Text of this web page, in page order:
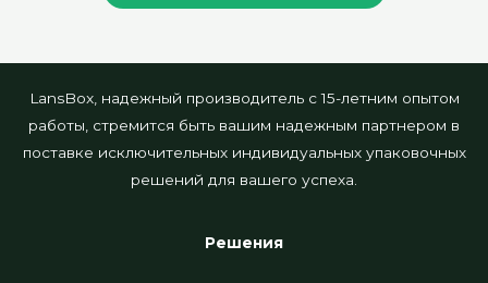
LansBox, надежный производитель с 15-летним опытом
работы, стремится быть вашим надежным партнером в
поставке исключительных индивидуальных упаковочных
решений для вашего успеха.
Решения